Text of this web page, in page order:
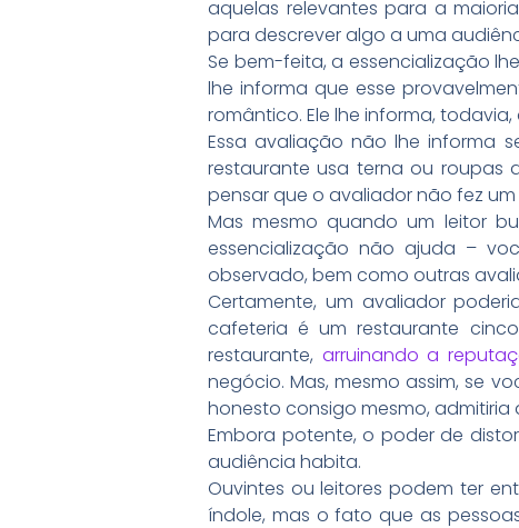
aquelas relevantes para a
para descrever algo a uma
Se bem-feita, a essencialização
lhe informa que esse
romântico. Ele lhe informa,
Essa avaliação não lhe informa
restaurante usa terna ou roupas
pensar que o avaliador não fez
Mas mesmo quando um leitor
essencialização não ajuda –
observado, bem como outras
Certamente, um avaliador
cafeteria é um restaurante
restaurante, arruinando a
negócio. Mas, mesmo assim, se
honesto consigo mesmo, admitiria
Embora potente, o poder de
audiência habita.
Ouvintes ou leitores podem ter
índole, mas o fato que as